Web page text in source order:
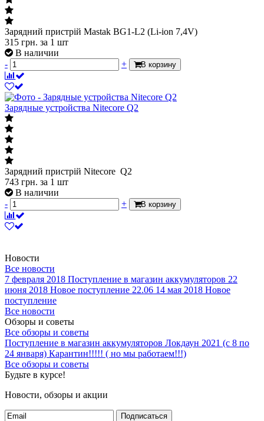
Зарядний пристрій Mastak BG1-L2 (Li-ion 7,4V)
315 грн. за 1 шт
В наличии
-
+ В корзину
Зарядные устройства Nitecore Q2
Зарядний пристрій Nitecore Q2
743 грн. за 1 шт
В наличии
-
+ В корзину
Новости
Все новости
7 февраля 2018 Поступление в магазин аккумуляторов 22
июня 2018 Новое поступление 22.06 14 мая 2018 Новое
поступление
Все новости
Обзоры и советы
Все обзоры и советы
Поступление в магазин аккумуляторов Локдаун 2021 (с 8 по
24 января) Карантин!!!!! ( но мы работаем!!!)
Все обзоры и советы
Будьте в курсе!
Новости, обзоры и акции
Подписаться